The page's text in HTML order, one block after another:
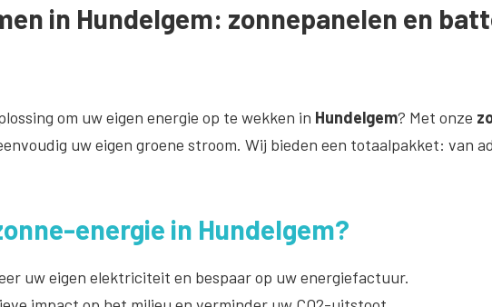
in Hundelgem: zonnepanelen en
om uw eigen energie op te wekken in Hundelgem? Met onze
uw eigen groene stroom. Wij bieden een totaalpakket: van
energie in Hundelgem?
uw eigen elektriciteit en bespaar op uw energiefactuur.